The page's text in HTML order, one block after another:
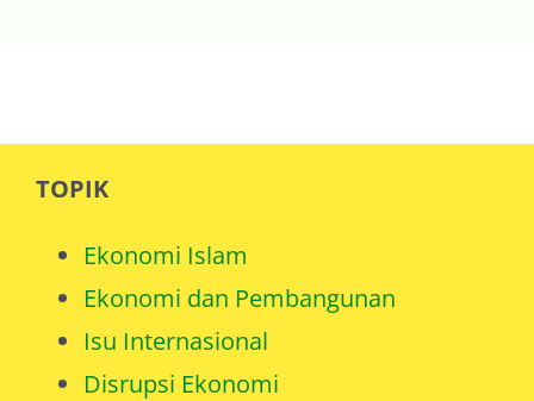
TOPIK
Ekonomi Islam
Ekonomi dan Pembangunan
Isu Internasional
Disrupsi Ekonomi